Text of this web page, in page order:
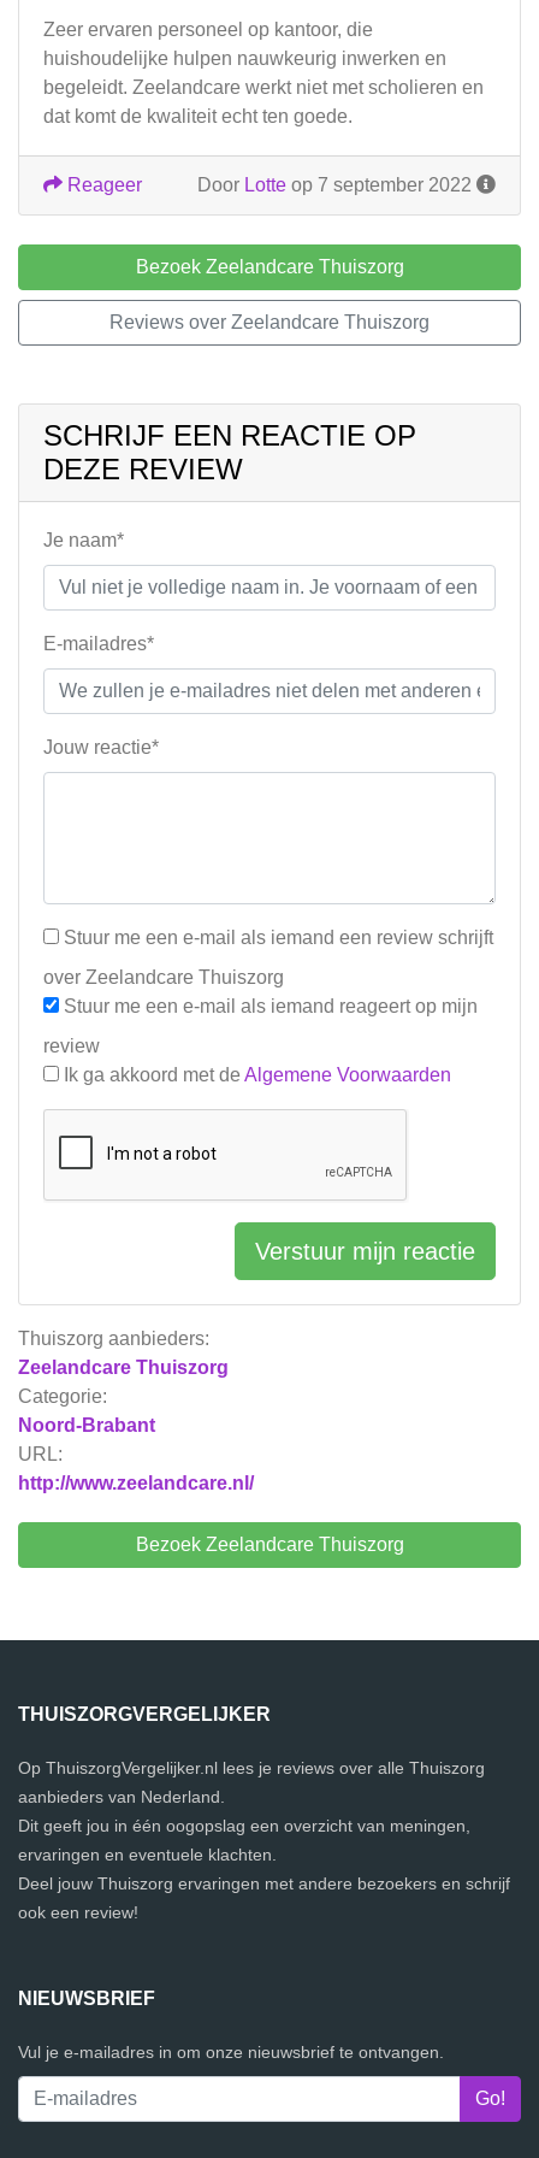
Thuiszorg aanbieders:
Zeelandcare Thuiszorg
Categorie:
Noord-Brabant
URL:
http://www.zeelandcare.nl/
Bezoek Zeelandcare Thuiszorg
Zeer ervaren personeel op kantoor, die
huishoudelijke hulpen nauwkeurig inwerken en
begeleidt. Zeelandcare werkt niet met scholieren en
dat komt de kwaliteit echt ten goede.
Door Lotte op 7 september 2022
Reageer
Bezoek Zeelandcare Thuiszorg
Reviews over Zeelandcare Thuiszorg
SCHRIJF EEN REACTIE OP
DEZE REVIEW
Je naam*
E-mailadres*
Jouw reactie*
Stuur me een e-mail als iemand een review schrijft
over Zeelandcare Thuiszorg
Stuur me een e-mail als iemand reageert op mijn
review
Ik ga akkoord met de Algemene Voorwaarden
Verstuur mijn reactie
THUISZORGVERGELIJKER
Op ThuiszorgVergelijker.nl lees je reviews over alle Thuiszorg
aanbieders van Nederland.
Dit geeft jou in één oogopslag een overzicht van meningen,
ervaringen en eventuele klachten.
Deel jouw Thuiszorg ervaringen met andere bezoekers en schrijf
ook een review!
NIEUWSBRIEF
Vul je e-mailadres in om onze nieuwsbrief te ontvangen.